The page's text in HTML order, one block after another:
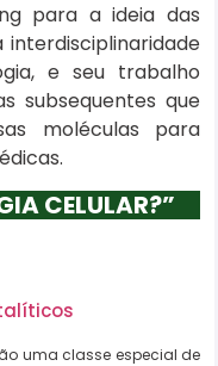
para a ideia das
e seu trabalho
subsequentes que
moléculas para
CELULAR?”
uma classe especial de